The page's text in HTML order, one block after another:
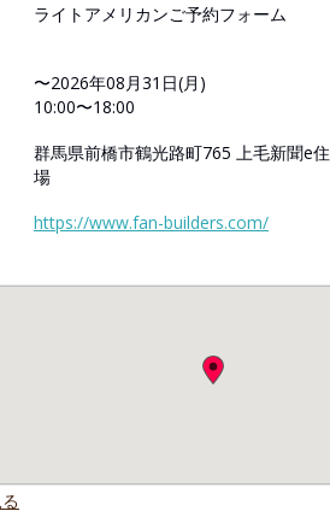
ライトアメリカンご予約フォーム
〜2026年08月31日(月)
10:00〜18:00
群馬県前橋市鶴光路町765 上毛新聞e
場
https://www.fan-builders.com/